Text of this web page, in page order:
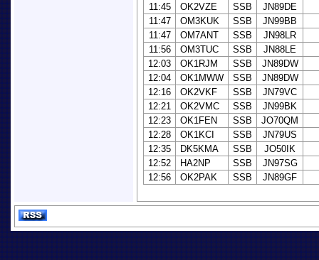
11:45
OK2VZE SSB
JN89DE
11:47
OM3KUK SSB
JN99BB
11:47
OM7ANT SSB
JN98LR
11:56
OM3TUC SSB
JN88LE
12:03
OK1RJM SSB
JN89DW
12:04
OK1MWW SSB
JN89DW
12:16
OK2VKF SSB
JN79VC
12:21
OK2VMC SSB
JN99BK
12:23
OK1FEN SSB
JO70QM
12:28
OK1KCI SSB
JN79US
12:35
DK5KMA SSB
JO50IK
12:52
HA2NP SSB
JN97SG
12:56
OK2PAK SSB JN89GF